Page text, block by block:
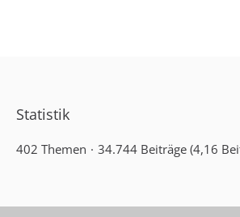
Statistik
402 Themen 34.744 Beiträge (4,16